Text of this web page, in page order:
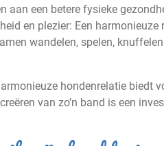
aan een betere fysieke
en plezier: Een
wandelen, spelen,
hondenrelatie biedt
van zo’n band is een